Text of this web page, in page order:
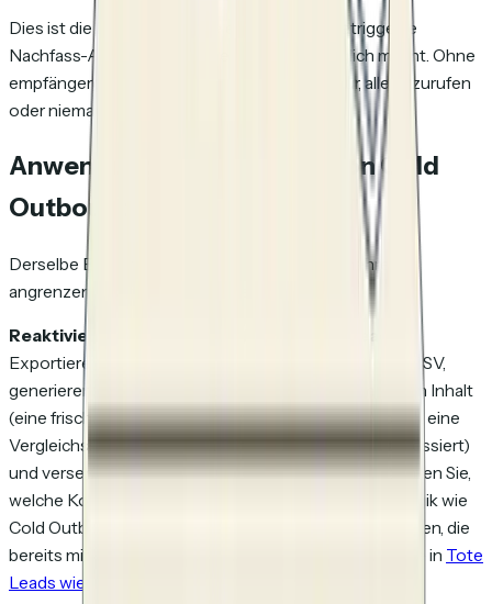
Dies ist die Datenebene, die engagement-getriggerte
Nachfass-Aktionen im großen Maßstab möglich macht. Ohne
empfängergenaue Attribution bleibt Ihnen nur, alle anzurufen
oder niemanden.
Anwendungsfälle jenseits von Cold
Outbound
Derselbe Bulk-Import-Flow funktioniert für mehrere
angrenzende Anwendungsfälle:
Reaktivierungskampagnen für ruhende Leads.
Exportieren Sie "verlorene" Deals aus Ihrem CRM als CSV,
generieren Sie per Bulk Tracking-Links zu einem neuen Inhalt
(eine frische Case Study, ein aktualisiertes ROI-Modell, eine
Vergleichsseite, die den Einwand vom letzten Mal adressiert)
und versenden Sie über Ihr Cold-Email-Tool. Beobachten Sie,
welche Kontakte sich erneut engagieren. Dieselbe Logik wie
Cold Outbound, angewandt auf eine Liste von Personen, die
bereits mit Ihnen interagiert haben. Vollständige These in Tote
Leads wiederbeleben